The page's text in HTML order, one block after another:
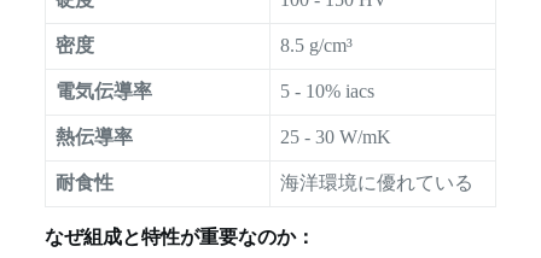
密度 8.5 g/cm³
電気伝導率 5 - 10% iacs
熱伝導率 25 - 30 W/mK
耐食性 海洋環境に優れている
なぜ組成と特性が重要なのか：